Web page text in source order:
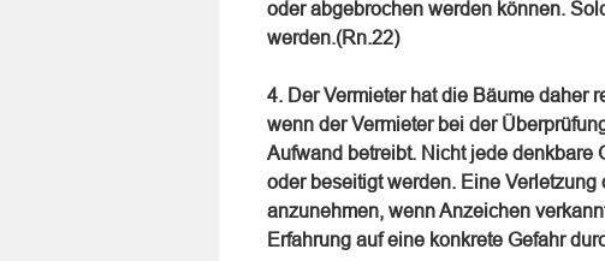
oder abgebrochen werden können.
werden.(Rn.22)
4. Der Vermieter hat die Bäume daher
wenn der Vermieter bei der
Aufwand betreibt. Nicht jede denkbare
oder beseitigt werden. Eine
anzunehmen, wenn Anzeichen
Erfahrung auf eine konkrete Gefahr